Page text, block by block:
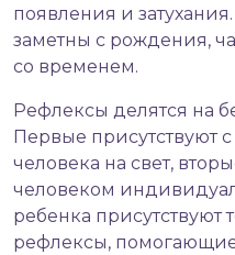
появления и
заметны с рождения,
со временем.
Рефлексы делятся на
Первые присутствуют
человека на свет,
человеком
ребенка присутствуют
рефлексы,